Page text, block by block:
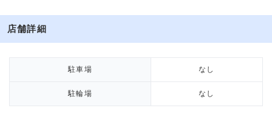
店舗詳細
駐車場 なし
駐輪場 なし